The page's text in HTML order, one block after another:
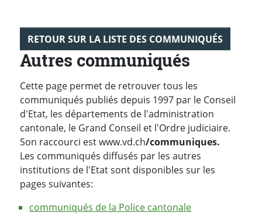
RETOUR SUR LA LISTE DES COMMUNIQUÉS
Autres communiqués
Cette page permet de retrouver tous les
communiqués publiés depuis 1997 par le Conseil
d'Etat, les départements de l'administration
cantonale, le Grand Conseil et l'Ordre judiciaire.
Son raccourci est www.vd.ch/communiques.
Les communiqués diffusés par les autres
institutions de l'Etat sont disponibles sur les
pages suivantes:
communiqués de la Police cantonale